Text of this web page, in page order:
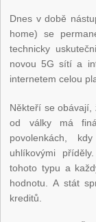
Dnes v době
home) se
technicky
novou 5G sítí a
internetem celou
Někteří se obávají,
od války má
povolenkách,
uhlíkovými
tohoto typu a
hodnotu. A stát
kreditů.